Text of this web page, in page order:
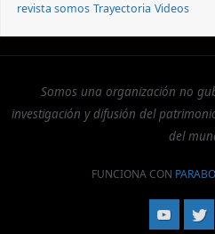
revista somos Trayectoria Videos
Somos una organización no
investigación y difusión del
del
FUNCIONA CON